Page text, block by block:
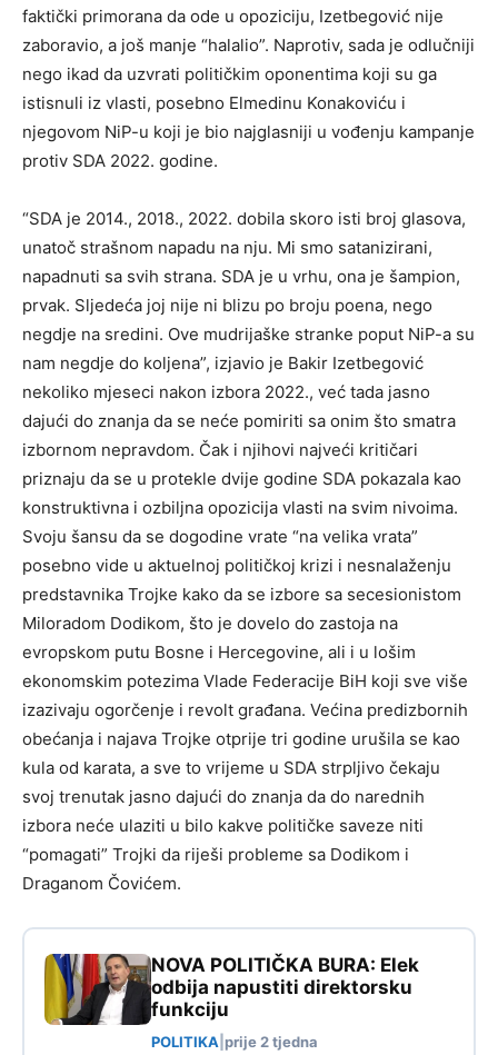
faktički primorana da ode u opoziciju, Izetbegović nije
zaboravio, a još manje “halalio”. Naprotiv, sada je odlučniji
nego ikad da uzvrati političkim oponentima koji su ga
istisnuli iz vlasti, posebno Elmedinu Konakoviću i
njegovom NiP-u koji je bio najglasniji u vođenju kampanje
protiv SDA 2022. godine.
“SDA je 2014., 2018., 2022. dobila skoro isti broj glasova,
unatoč strašnom napadu na nju. Mi smo satanizirani,
napadnuti sa svih strana. SDA je u vrhu, ona je šampion,
prvak. Sljedeća joj nije ni blizu po broju poena, nego
negdje na sredini. Ove mudrijaške stranke poput NiP-a su
nam negdje do koljena”, izjavio je Bakir Izetbegović
nekoliko mjeseci nakon izbora 2022., već tada jasno
dajući do znanja da se neće pomiriti sa onim što smatra
izbornom nepravdom. Čak i njihovi najveći kritičari
priznaju da se u protekle dvije godine SDA pokazala kao
konstruktivna i ozbiljna opozicija vlasti na svim nivoima.
Svoju šansu da se dogodine vrate “na velika vrata”
posebno vide u aktuelnoj političkoj krizi i nesnalaženju
predstavnika Trojke kako da se izbore sa secesionistom
Miloradom Dodikom, što je dovelo do zastoja na
evropskom putu Bosne i Hercegovine, ali i u lošim
ekonomskim potezima Vlade Federacije BiH koji sve više
izazivaju ogorčenje i revolt građana. Većina predizbornih
obećanja i najava Trojke otprije tri godine urušila se kao
kula od karata, a sve to vrijeme u SDA strpljivo čekaju
svoj trenutak jasno dajući do znanja da do narednih
izbora neće ulaziti u bilo kakve političke saveze niti
“pomagati” Trojki da riješi probleme sa Dodikom i
Draganom Čovićem.
NOVA POLITIČKA BURA: Elek
odbija napustiti direktorsku
funkciju
POLITIKA prije 2 tjedna